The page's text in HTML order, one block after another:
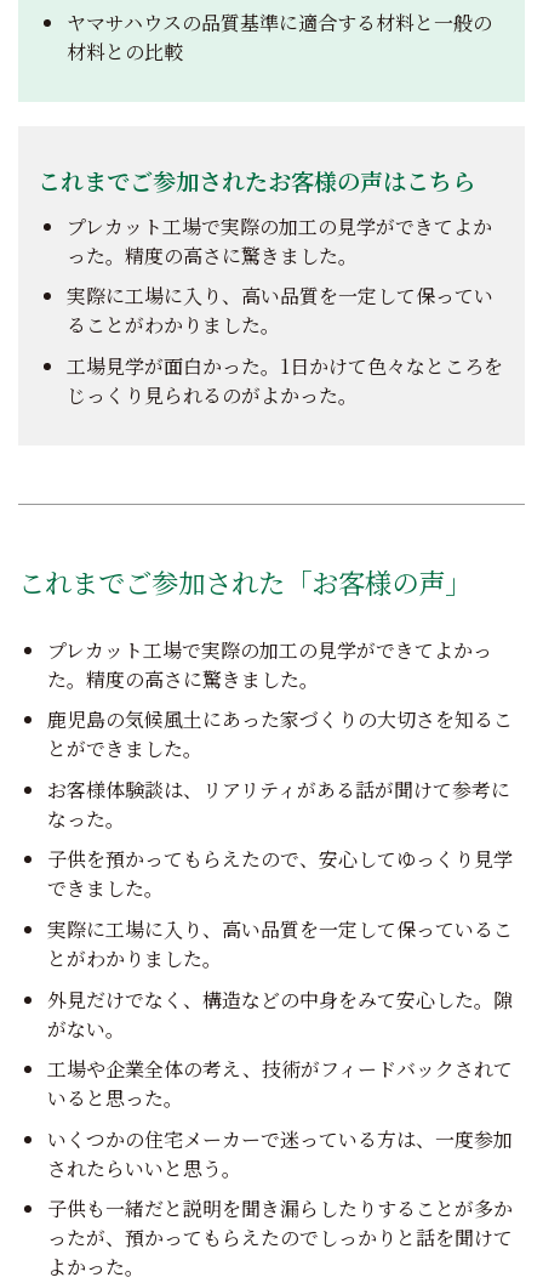
ヤマサハウスの品質基準に適合する材料と一般の
材料との比較
これまでご参加されたお客様の声はこちら
プレカット工場で実際の加工の見学ができてよか
った。精度の高さに驚きました。
実際に工場に入り、高い品質を一定して保ってい
ることがわかりました。
工場見学が面白かった。1日かけて色々なところを
じっくり見られるのがよかった。
これまでご参加された「お客様の声」
プレカット工場で実際の加工の見学ができてよかっ
た。精度の高さに驚きました。
鹿児島の気候風土にあった家づくりの大切さを知るこ
とができました。
お客様体験談は、リアリティがある話が聞けて参考に
なった。
子供を預かってもらえたので、安心してゆっくり見学
できました。
実際に工場に入り、高い品質を一定して保っているこ
とがわかりました。
外見だけでなく、構造などの中身をみて安心した。隙
がない。
工場や企業全体の考え、技術がフィードバックされて
いると思った。
いくつかの住宅メーカーで迷っている方は、一度参加
されたらいいと思う。
子供も一緒だと説明を聞き漏らしたりすることが多か
ったが、預かってもらえたのでしっかりと話を聞けて
よかった。